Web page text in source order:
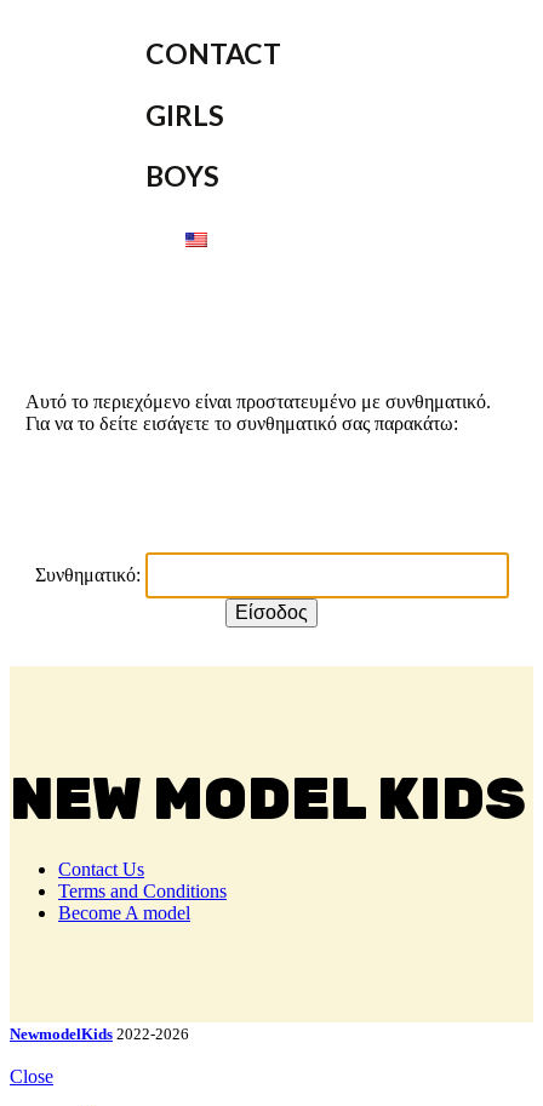
CONTACT
GIRLS
BOYS
Αυτό το περιεχόμενο είναι προστατευμένο με συνθηματικό.
Για να το δείτε εισάγετε το συνθηματικό σας παρακάτω:
Συνθηματικό:
NEW MODEL KIDS
Contact Us
Terms and Conditions
Become A model
NewmodelKids 2022-2026
Close